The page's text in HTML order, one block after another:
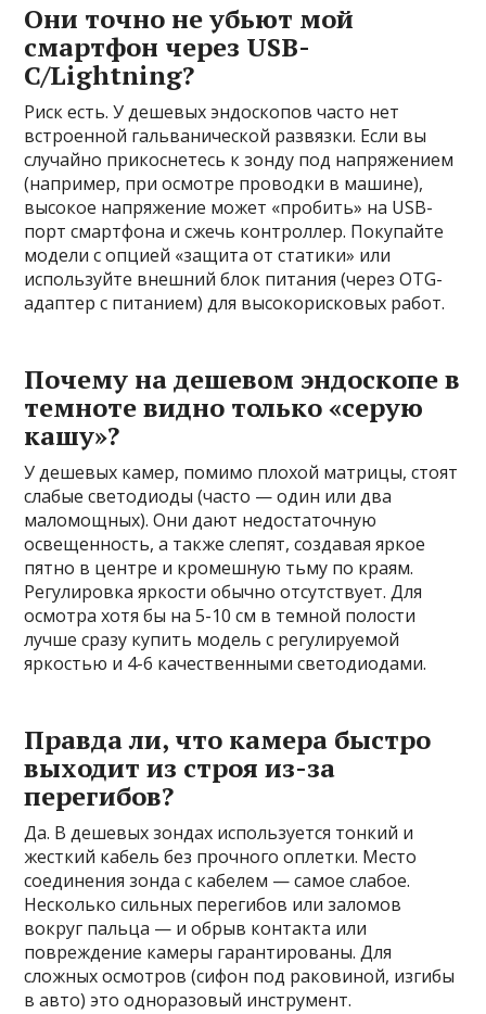
Они точно не убьют мой
смартфон через USB-
C/Lightning?
Риск есть. У дешевых эндоскопов часто нет
встроенной гальванической развязки. Если вы
случайно прикоснетесь к зонду под напряжением
(например, при осмотре проводки в машине),
высокое напряжение может «пробить» на USB-
порт смартфона и сжечь контроллер. Покупайте
модели с опцией «защита от статики» или
используйте внешний блок питания (через OTG-
адаптер с питанием) для высокорисковых работ.
Почему на дешевом эндоскопе в
темноте видно только «серую
кашу»?
У дешевых камер, помимо плохой матрицы, стоят
слабые светодиоды (часто — один или два
маломощных). Они дают недостаточную
освещенность, а также слепят, создавая яркое
пятно в центре и кромешную тьму по краям.
Регулировка яркости обычно отсутствует. Для
осмотра хотя бы на 5-10 см в темной полости
лучше сразу купить модель с регулируемой
яркостью и 4-6 качественными светодиодами.
Правда ли, что камера быстро
выходит из строя из-за
перегибов?
Да. В дешевых зондах используется тонкий и
жесткий кабель без прочного оплетки. Место
соединения зонда с кабелем — самое слабое.
Несколько сильных перегибов или заломов
вокруг пальца — и обрыв контакта или
повреждение камеры гарантированы. Для
сложных осмотров (сифон под раковиной, изгибы
в авто) это одноразовый инструмент.